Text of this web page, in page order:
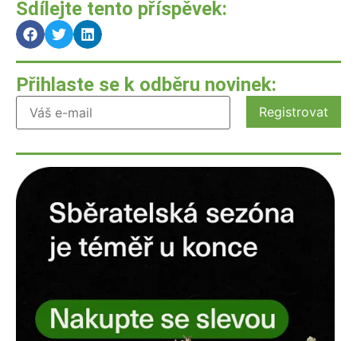
Sdílejte tento příspěvek:
Přihlaste se k odběru novinek: